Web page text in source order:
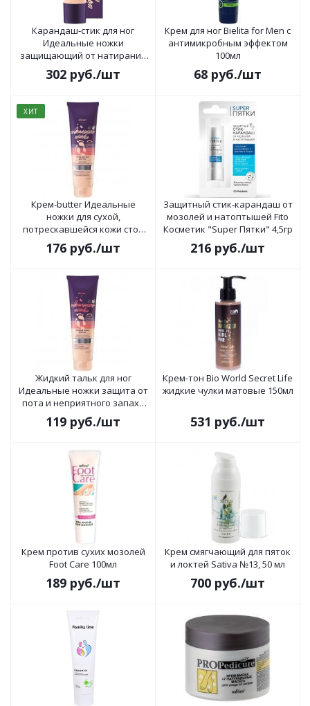
Карандаш-стик для ног
Идеальные ножки
защищающий от натирания
4.5г
302 руб./шт
Крем для ног Bielita for Men с
антимикробным эффектом
100мл
68 руб./шт
ХИТ
Крем-butter Идеальные
ножки для сухой,
потрескавшейся кожи стоп
100мл
176 руб./шт
Защитный стик-карандаш от
мозолей и натоптышей Fito
Косметик "Super Пятки" 4,5гр
216 руб./шт
Жидкий тальк для ног
Идеальные ножки защита от
пота и неприятного запаха
100 мл
119 руб./шт
Крем-тон Bio World Secret Life
жидкие чулки матовые 150мл
531 руб./шт
Крем против сухих мозолей
Foot Care 100мл
189 руб./шт
Крем смягчающий для пяток
и локтей Sativa №13, 50 мл
700 руб./шт